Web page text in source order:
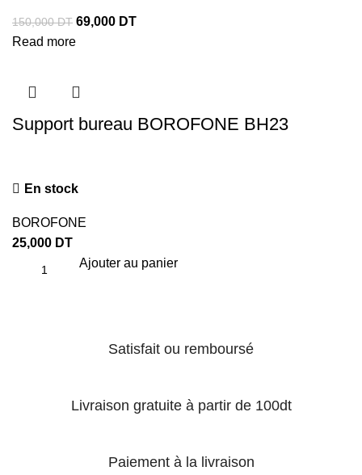
150,000DT 69,000 DT
Read more
Support bureau BOROFONE BH23
En stock
BOROFONE
25,000 DT
Ajouter au panier
Satisfait ou remboursé
Livraison gratuite à partir de 100dt
Paiement à la livraison